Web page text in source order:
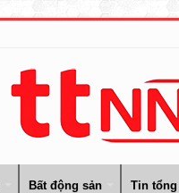
Bất động sản Tin